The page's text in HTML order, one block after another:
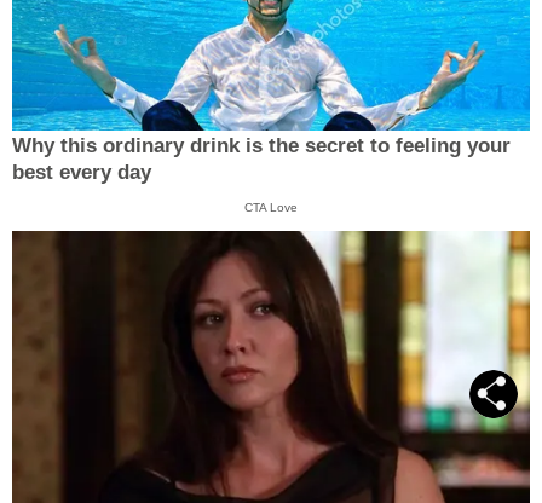
Why this ordinary drink is the secret to feeling your
best every day
CTA Love